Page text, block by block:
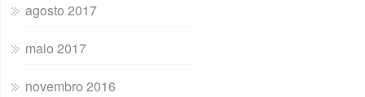
agosto 2017
maio 2017
novembro 2016